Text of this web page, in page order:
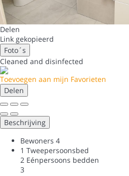
Delen
Link gekopieerd
Foto´s
Cleaned and disinfected
Toevoegen aan mijn Favorieten
Delen
Beschrijving
Bewoners 4
1 Tweepersoonsbed
2 Eénpersoons bedden
3